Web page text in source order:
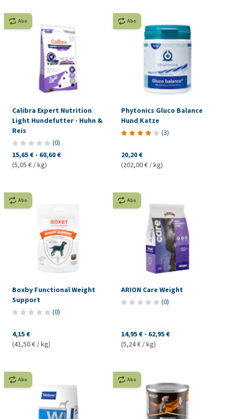
Abo
Calibra Expert Nutrition
Light Hundefutter - Huhn &
Reis
(0)
15,65 € - 60,60 €
(5,05 € / kg)
Abo
Phytonics Gluco Balance
Hund Katze
(3)
20,20 €
(202,00 € / kg)
Abo
Boxby Functional Weight
Support
(0)
4,15 €
(41,50 € / kg)
Abo
ARION Care Weight
(0)
14,95 € - 62,95 €
(5,24 € / kg)
Abo Abo